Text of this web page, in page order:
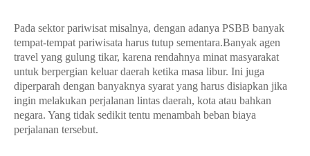
Pada sektor pariwisat misalnya, dengan adanya PSBB banyak
tempat-tempat pariwisata harus tutup sementara.Banyak agen
travel yang gulung tikar, karena rendahnya minat masyarakat
untuk berpergian keluar daerah ketika masa libur. Ini juga
diperparah dengan banyaknya syarat yang harus disiapkan jika
ingin melakukan perjalanan lintas daerah, kota atau bahkan
negara. Yang tidak sedikit tentu menambah beban biaya
perjalanan tersebut.